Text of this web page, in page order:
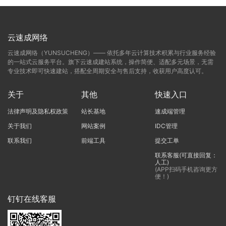
云速成网络
云速成网络（YUNSUCHENG）—— 依托多年云计算技术积累与行业服务经验
的一站式云服务平台。旗下云速成建站系统，操作简便、适配多元场景，无需
专业技术即可快速建站，搭配全周期安全与售后支持，收获用户高度认可。
关于
法律声明及隐私权政策
关于我们
联系我们
其他
站长基地
网站案例
前端工具
快速入口
速成端管理
IDC管理
提交工单
联系客服(可直接回复：
人工)
(APP扫码手机咨询更方
便！)
钉钉在线客服